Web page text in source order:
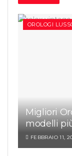
OROLOGI
Migliori
modelli
FEBBRAIO 11,